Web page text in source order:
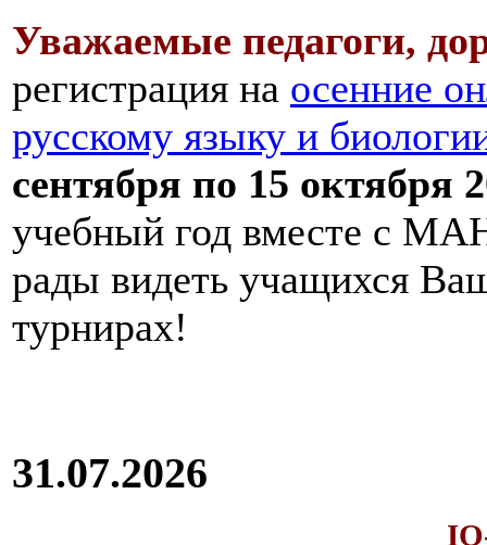
Уважаемые педагоги,
регистрация на осенние
русскому языку и
сентября по 15 октября
учебный год вместе с
рады видеть учащихся
турнирах!
31.07.2026